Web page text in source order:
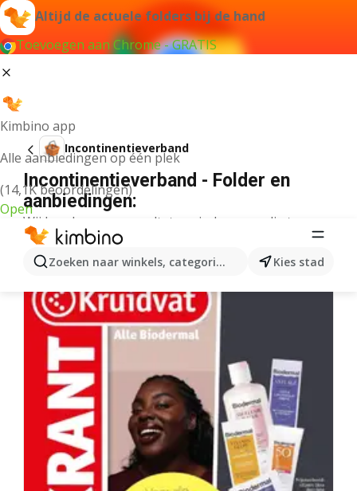
Altijd de actuele folders bij de hand
Toevoegen aan Chrome - GRATIS
Kimbino app
Alle aanbiedingen op één plek
(14,1K beoordelingen)
Open
Zoeken naar winkels, categorieën, producten...
Kies stad
Incontinentieverband
Incontinentieverband - Folder en
aanbiedingen:
Wij konden geen resultaten vinden voor die term.
Meer folders uit de categorie